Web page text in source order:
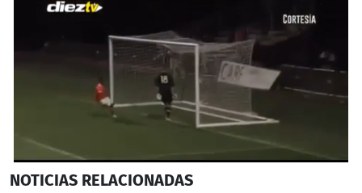
seconds
NOTICIAS RELACIONADAS